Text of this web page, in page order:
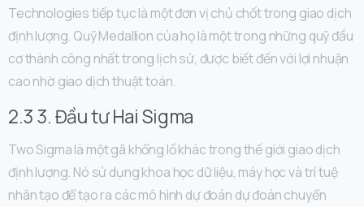
Technologies tiếp tục là một đơn vị chủ chốt trong giao dịch
định lượng. Quỹ Medallion của họ là một trong những quỹ đầu
cơ thành công nhất trong lịch sử, được biết đến với lợi nhuận
cao nhờ giao dịch thuật toán.
2.3 3. Đầu tư Hai Sigma
Two Sigma là một gã khổng lồ khác trong thế giới giao dịch
định lượng. Nó sử dụng khoa học dữ liệu, máy học và trí tuệ
nhân tạo để tạo ra các mô hình dự đoán dự đoán chuyển